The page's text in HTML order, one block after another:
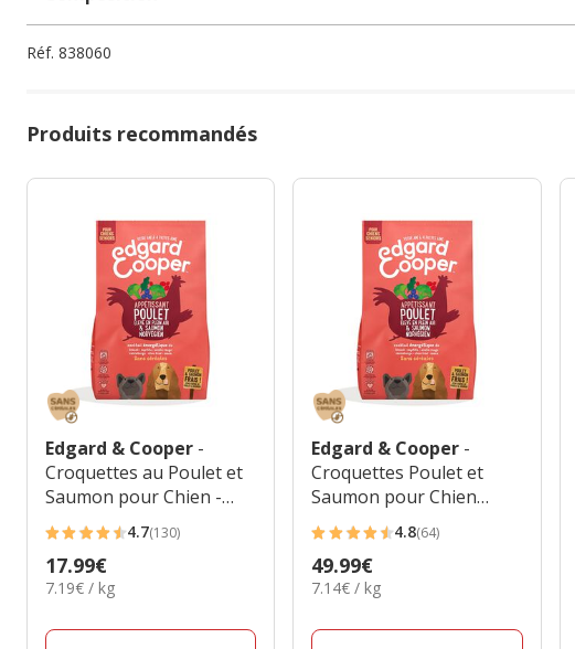
Réf. 838060
Produits recommandés
Edgard & Cooper -
Croquettes au Poulet et
Saumon pour Chien -
2,5Kg
4.7
étoiles
avec
130
4.7(130)
Prix
17.99€
17.99€
7.19€
Kg
7.19€ / kg
Edgard & Cooper -
Croquettes Poulet et
Saumon pour Chien
Senior - 7Kg
4.8
étoiles
avec
64
4.8(64)
Prix
49.99€
49.99€
7.14€
Kg
7.14€ / kg